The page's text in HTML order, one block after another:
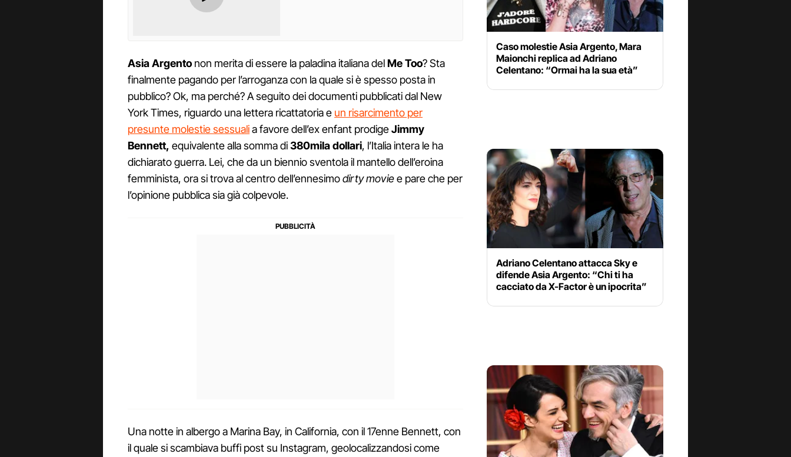
Asia Argento non merita di essere la paladina italiana delMe Too? Sta
finalmente pagando per l’arroganza con la quale si è spesso posta in
pubblico? Ok, ma perché? A seguito dei documenti pubblicati dal New
York Times, riguardo una lettera ricattatoria e un risarcimento per
presunte molestie sessualia favore dell’ex enfant prodigeJimmy
Bennett, equivalente alla somma di380mila dollari, l’Italia intera le ha
dichiarato guerra. Lei, che da un biennio sventola il mantello dell’eroina
femminista, ora si trova al centro dell’ennesimodirty moviee pare che per
l’opinione pubblica sia già colpevole.
Una notte in albergo a Marina Bay, in California, con il 17enne Bennett, con
il quale si scambiava buffi post su Instagram, geolocalizzandosi come
Caso molestie Asia Argento, Mara
Maionchi replica ad Adriano
Celentano: “Ormai ha la sua età”
Adriano Celentano attacca Sky e
difende Asia Argento: “Chi ti ha
cacciato da X-Factor è un ipocrita”